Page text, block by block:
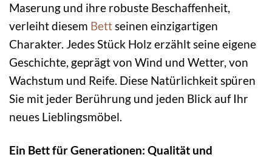
Maserung und ihre robuste Beschaffenheit,
verleiht diesem Bettseinen einzigartigen
Charakter. Jedes Stück Holz erzählt seine eigene
Geschichte, geprägt von Wind und Wetter, von
Wachstum und Reife. Diese Natürlichkeit spüren
Sie mit jeder Berührung und jeden Blick auf Ihr
neues Lieblingsmöbel.
Ein Bett für Generationen: Qualität und